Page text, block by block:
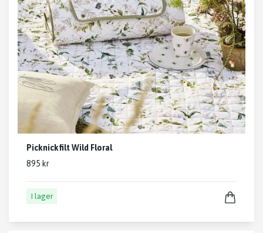
Picknickfilt Wild Floral
895 kr
I lager